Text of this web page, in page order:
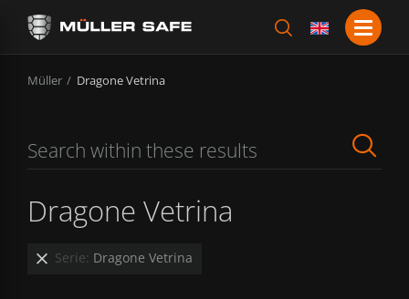
Müller Dragone Vetrina
Dragone Vetrina
Serie: Dragone Vetrina